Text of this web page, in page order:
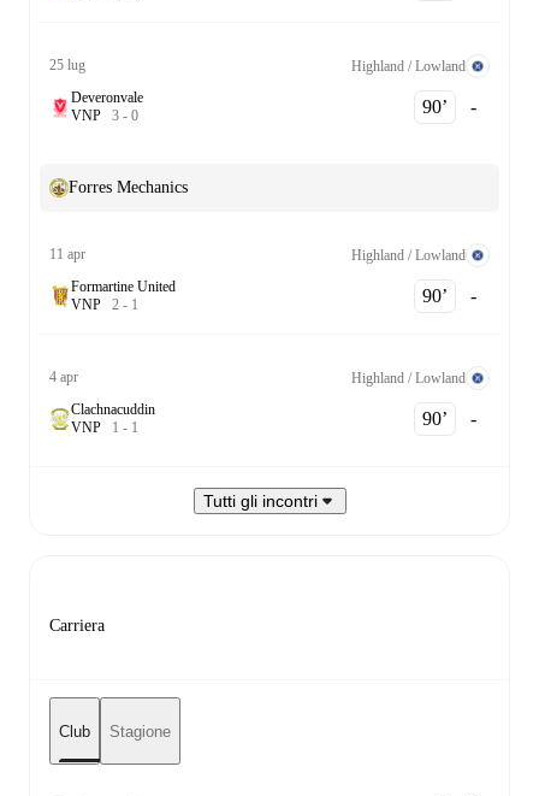
25 lug
Highland / Lowland
Deveronvale
VNP 3 - 0 90‎’‎ -
Forres Mechanics
11 apr
Highland / Lowland
Formartine United
VNP 2 - 1 90‎’‎ -
4 apr
Highland / Lowland
Clachnacuddin
VNP 1 - 1 90‎’‎ -
Tutti gli incontri
Carriera
Club Stagione